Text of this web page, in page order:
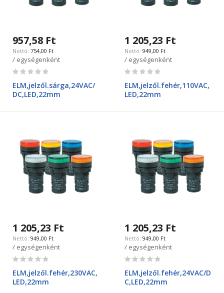
957,58 Ft
754,00 Ft
/ egységenként
Rating:
ELM,jelzől.sárga,24VAC/
DC,LED,22mm
1 205,23 Ft
949,00 Ft
/ egységenként
Rating:
ELM,jelzől.fehér,110VAC,
LED,22mm
1 205,23 Ft
949,00 Ft
/ egységenként
Rating:
ELM,jelzől.fehér,230VAC,
LED,22mm
1 205,23 Ft
949,00 Ft
/ egységenként
Rating:
ELM,jelzől.fehér,24VAC/D
C,LED,22mm